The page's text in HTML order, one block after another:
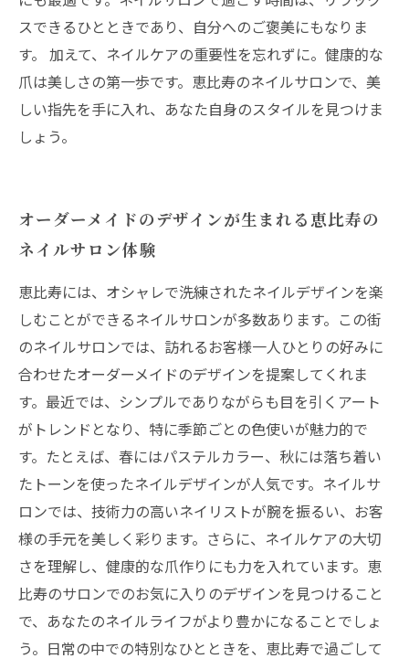
スできるひとときであり、自分へのご褒美にもなりま
す。 加えて、ネイルケアの重要性を忘れずに。健康的な
爪は美しさの第一歩です。恵比寿のネイルサロンで、美
しい指先を手に入れ、あなた自身のスタイルを見つけま
しょう。
オーダーメイドのデザインが生まれる恵比寿の
ネイルサロン体験
恵比寿には、オシャレで洗練されたネイルデザインを楽
しむことができるネイルサロンが多数あります。この街
のネイルサロンでは、訪れるお客様一人ひとりの好みに
合わせたオーダーメイドのデザインを提案してくれま
す。最近では、シンプルでありながらも目を引くアート
がトレンドとなり、特に季節ごとの色使いが魅力的で
す。たとえば、春にはパステルカラー、秋には落ち着い
たトーンを使ったネイルデザインが人気です。ネイルサ
ロンでは、技術力の高いネイリストが腕を振るい、お客
様の手元を美しく彩ります。さらに、ネイルケアの大切
さを理解し、健康的な爪作りにも力を入れています。恵
比寿のサロンでのお気に入りのデザインを見つけること
で、あなたのネイルライフがより豊かになることでしょ
う。日常の中での特別なひとときを、恵比寿で過ごして